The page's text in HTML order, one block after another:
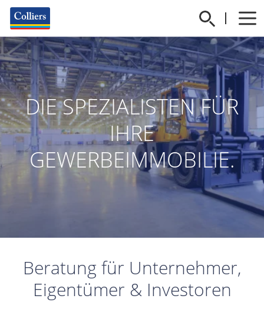
DIE SPEZIALISTEN FÜR
IHRE
GEWERBEIMMOBILIE.
Beratung für Unternehmer,
Eigentümer & Investoren